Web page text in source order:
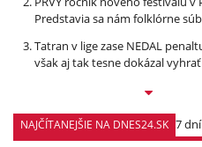
Predstavia sa nám folklórne
Tatran v lige zase NEDAL
však aj tak tesne dokázal vyhrať
NAJČÍTANEJŠIE NA DNES24.SK 7 dní